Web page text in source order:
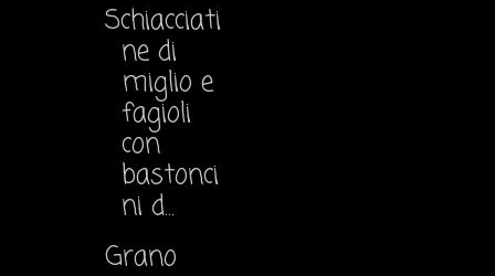
Schiacciati
ne di
miglio e
fagioli
con
bastonci
ni d...
Grano